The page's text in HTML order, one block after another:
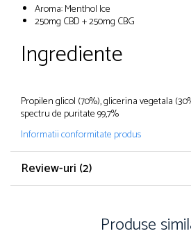
Aroma: Menthol Ice
250mg CBD + 250mg CBG
Ingrediente
Propilen glicol (70%), glicerina vegetala
spectru de puritate 99,7%
Informatii conformitate produs
Review-uri (2)
Produse